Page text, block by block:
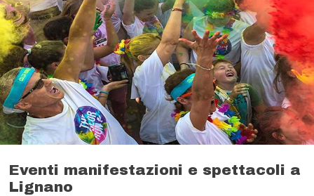
Eventi manifestazioni e spettacoli a
Lignano